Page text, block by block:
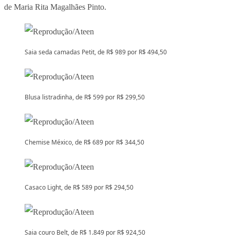
de Maria Rita Magalhães Pinto.
Saia seda camadas Petit, de R$ 989 por R$ 494,50
Blusa listradinha, de R$ 599 por R$ 299,50
Chemise México, de R$ 689 por R$ 344,50
Casaco Light, de R$ 589 por R$ 294,50
Saia couro Belt, de R$ 1.849 por R$ 924,50